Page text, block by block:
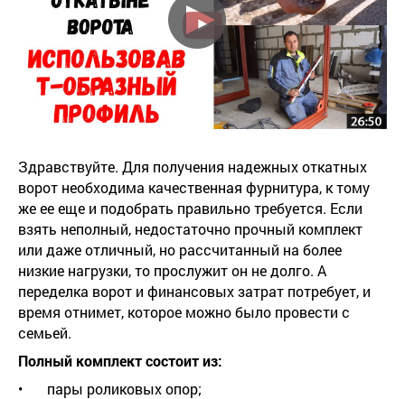
Здравствуйте. Для получения надежных откатных
ворот необходима качественная фурнитура, к тому
же ее еще и подобрать правильно требуется. Если
взять неполный, недостаточно прочный комплект
или даже отличный, но рассчитанный на более
низкие нагрузки, то прослужит он не долго. А
переделка ворот и финансовых затрат потребует, и
время отнимет, которое можно было провести с
семьей.
Полный комплект состоит из:
•
пары роликовых опор;